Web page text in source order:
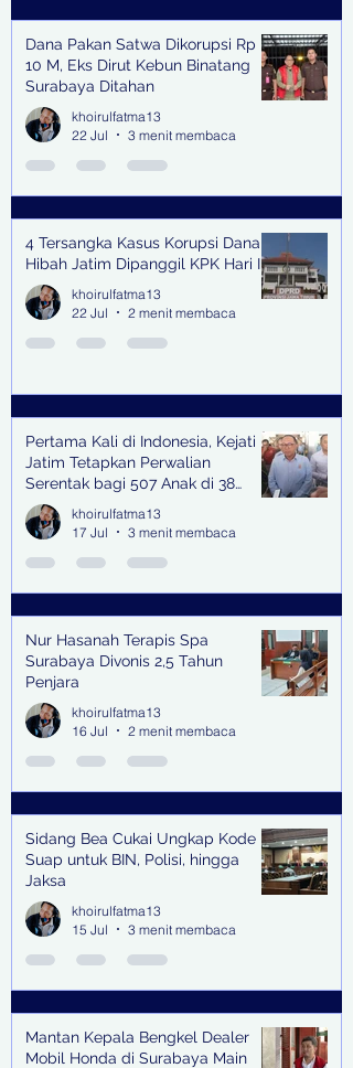
Dana Pakan Satwa Dikorupsi Rp
10 M, Eks Dirut Kebun Binatang
Surabaya Ditahan
khoirulfatma13
22 Jul
3 menit membaca
4 Tersangka Kasus Korupsi Dana
Hibah Jatim Dipanggil KPK Hari Ini
khoirulfatma13
22 Jul
2 menit membaca
Pertama Kali di Indonesia, Kejati
Jatim Tetapkan Perwalian
Serentak bagi 507 Anak di 38
Kabupaten & Kota
khoirulfatma13
17 Jul
3 menit membaca
Nur Hasanah Terapis Spa
Surabaya Divonis 2,5 Tahun
Penjara
khoirulfatma13
16 Jul
2 menit membaca
Sidang Bea Cukai Ungkap Kode
Suap untuk BIN, Polisi, hingga
Jaksa
khoirulfatma13
15 Jul
3 menit membaca
Mantan Kepala Bengkel Dealer
Mobil Honda di Surabaya Main